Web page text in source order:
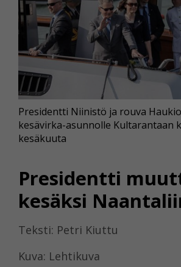
Presidentti
kesäksi
Teksti: Petri Kiuttu
Kuva: Lehtikuva
Presidentti Niinistö ja rouva
kesävirka-asunnolle Kultarantaan
kesäkuuta